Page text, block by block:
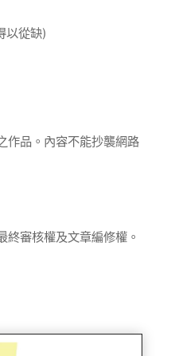
以從缺)
作品。內容不能抄襲網路
審核權及文章編修權。